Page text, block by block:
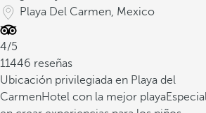
Playa Del Carmen, Mexico
4/5
11446 reseñas
Ubicación privilegiada en Playa del
CarmenHotel con la mejor playa